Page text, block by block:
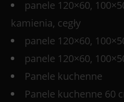
panele 120×60,
kamienia, cegły
panele 120×60,
panele 120×60,
Panele kuchenne
Panele kuchenne 60